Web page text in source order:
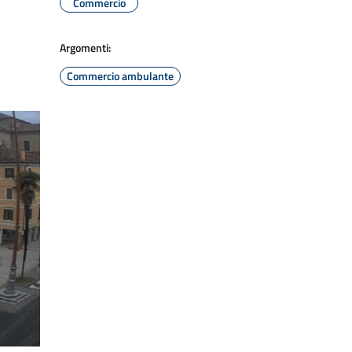
Argomenti:
Commercio ambulante